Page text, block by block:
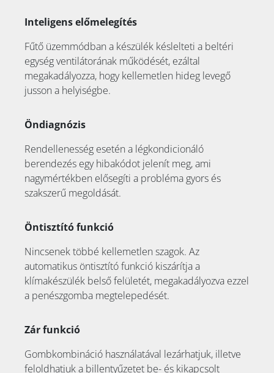
Inteligens előmelegítés
Fűtő üzemmódban a készülék késlelteti a beltéri
egység ventilátorának működését, ezáltal
megakadályozza, hogy kellemetlen hideg levegő
jusson a helyiségbe.
Öndiagnózis
Rendellenesség esetén a légkondicionáló
berendezés egy hibakódot jelenít meg, ami
nagymértékben elősegíti a probléma gyors és
szakszerű megoldását.
Öntisztító funkció
Nincsenek többé kellemetlen szagok. Az
automatikus öntisztító funkció kiszárítja a
klímakészülék belső felületét, megakadályozva ezzel
a penészgomba megtelepedését.
Zár funkció
Gombkombináció használatával lezárhatjuk, illetve
feloldhatjuk a billentyűzetet be- és kikapcsolt